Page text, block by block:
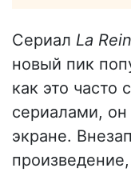
Сериал La
новый пик
как это часто
сериалами, он
экране.